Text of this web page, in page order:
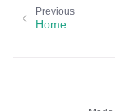
navigation of
Previous
Home